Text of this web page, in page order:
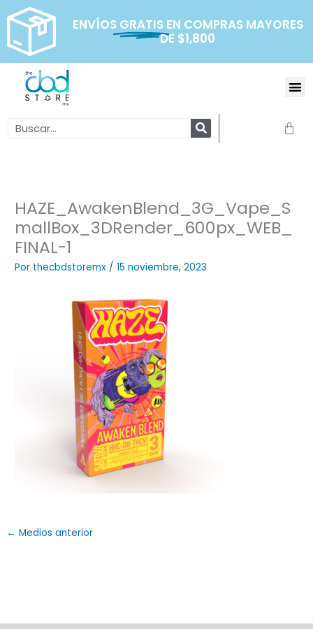
contenido
ENVÍOS GRATIS EN COMPRAS MAYORES
DE $1,800
Search
HAZE_AwakenBlend_3G_Vape_S
mallBox_3DRender_600px_WEB_
FINAL-1
Por thecbdstoremx /15 noviembre, 2023
← Medios anterior